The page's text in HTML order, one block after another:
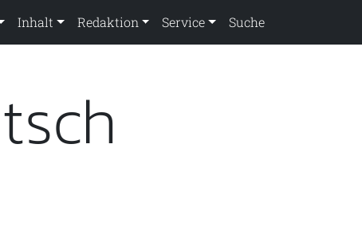
Inhalt Redaktion Service Suche